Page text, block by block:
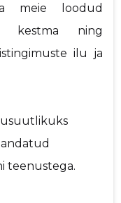
meie loodud
kestma ning
ilu ja
teenustega.